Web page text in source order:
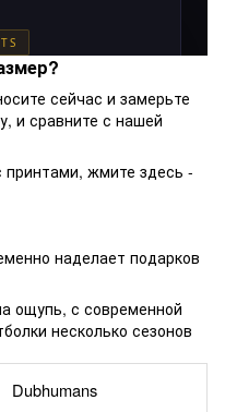
сейчас и замерьте
и сравните с нашей
принтами, жмите здесь -
наделает подарков
ощупь, с современной
несколько сезонов
Dubhumans